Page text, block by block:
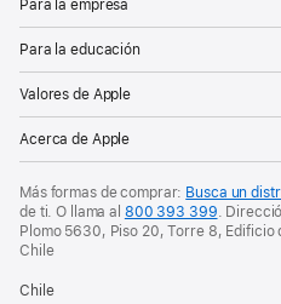
Para la empresa
Para la educación
Valores de Apple
Acerca de Apple
Más formas de comprar: Busca un
de ti. O
llama al 800 393 399.
Plomo 5630, Piso 20, Torre 8, Edificio
Chile
Chile